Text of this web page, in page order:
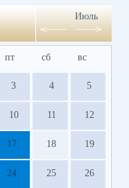
Июль
пт сб вс
3 4 5
10 11 12
17 18 19
24 25 26